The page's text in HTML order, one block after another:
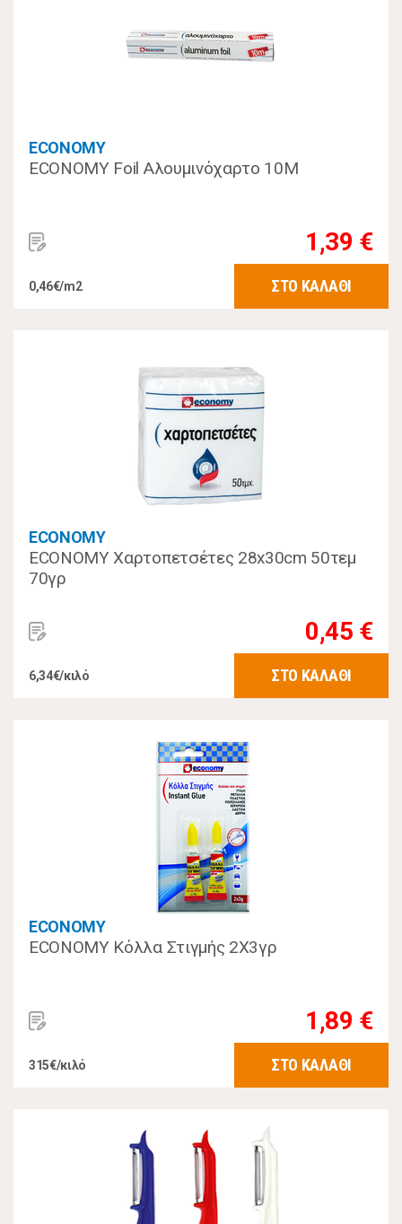
ECONOMY
ECONOMY Foil Αλουμινόχαρτο 10Μ
1,39 €
0,46€/m2 ΣΤΟ ΚΑΛΑΘΙ
ECONOMY
ECONOMY Χαρτοπετσέτες 28x30cm 50τεμ
70γρ
0,45 €
6,34€/κιλό ΣΤΟ ΚΑΛΑΘΙ
ECONOMY
ECONOMY Κόλλα Στιγμής 2Χ3γρ
1,89 €
315€/κιλό ΣΤΟ ΚΑΛΑΘΙ